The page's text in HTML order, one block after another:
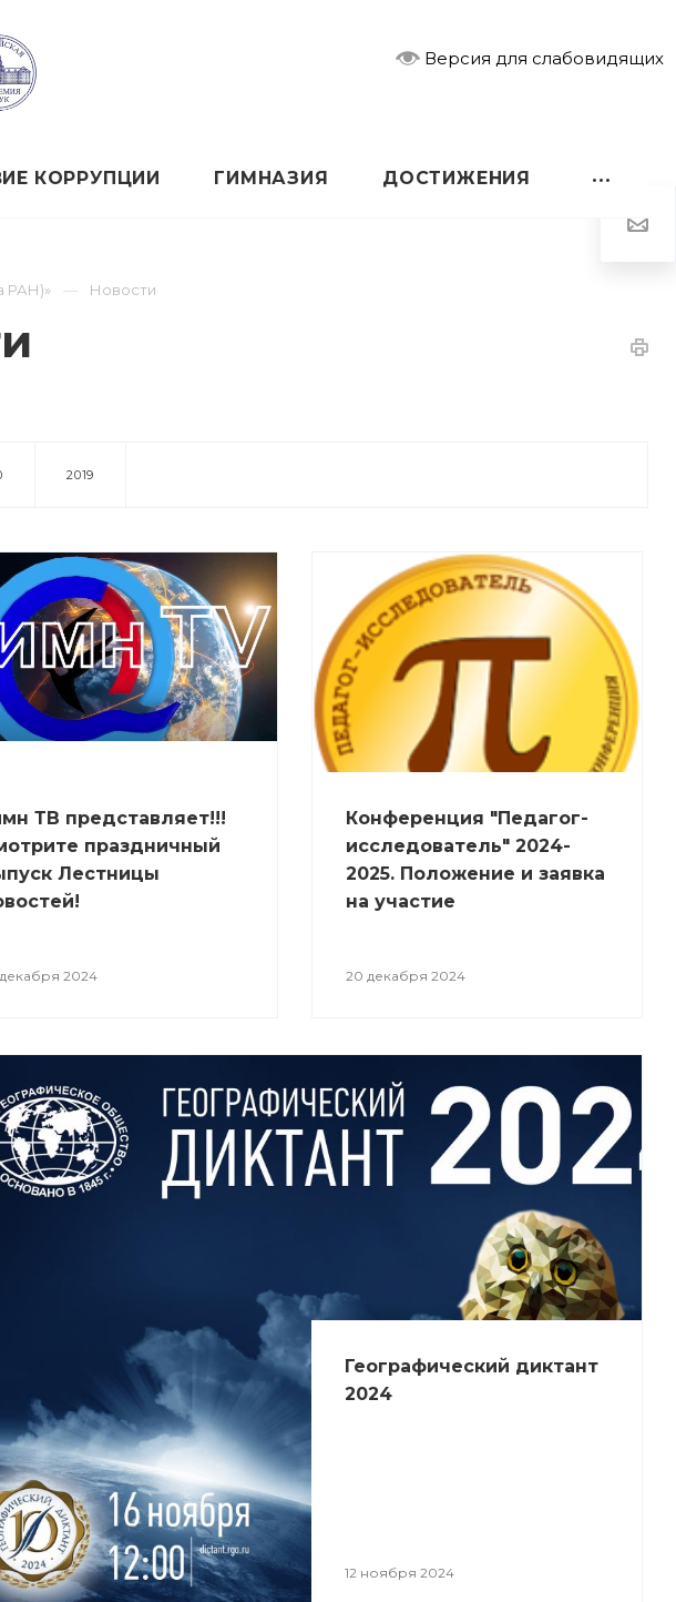
Версия для слабовидящих
КОРРУПЦИИ ГИМНАЗИЯ ДОСТИЖЕНИЯ
РАН)» Новости
2019
ТВ представляет!!!
праздничный
Лестницы
2024
Конференция "Педагог-
исследователь" 2024-
2025. Положение и заявка
на участие
20 декабря 2024
Географический диктант
2024
12 ноября 2024